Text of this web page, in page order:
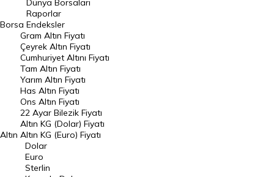
Dünya Borsaları
Raporlar
Endeksler
DÖVİZ
Döviz Kuru
Dolar Kuru
Euro Kuru
Pound Kuru
Borsa
Dünya Borsaları
Raporlar
Endeksler
Altın
Gram Altın Fiyatı
Çeyrek Altın Fiyatı
Cumhuriyet Altını Fiyatı
Tam Altın Fiyatı
Yarım Altın Fiyatı
Has Altın Fiyatı
Ons Altın Fiyatı
22 Ayar Bilezik Fiyatı
Altın KG (Dolar) Fiyatı
Altın KG (Euro) Fiyatı
Dolar
Euro
Sterlin